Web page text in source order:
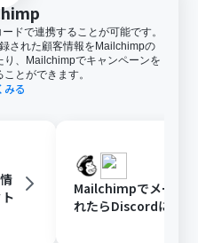
ドで連携することが可能です。
された顧客情報をMailchimpの
、Mailchimpでキャンペーンを
とができます。
みる
Mailchimpでメール
れたらDiscordに通